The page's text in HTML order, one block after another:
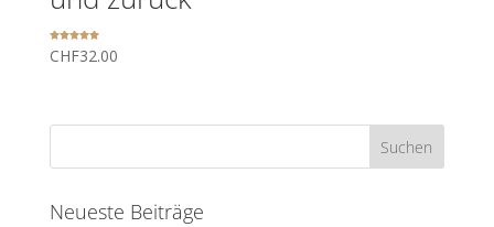
Bewertet
mit
CHF32.00
Neueste Beiträge